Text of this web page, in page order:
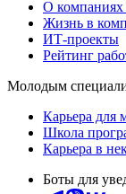
О компаниях
Жизнь в
ИТ-проекты
Рейтинг
Молодым
Карьера для
Школа
Карьера в
Боты для